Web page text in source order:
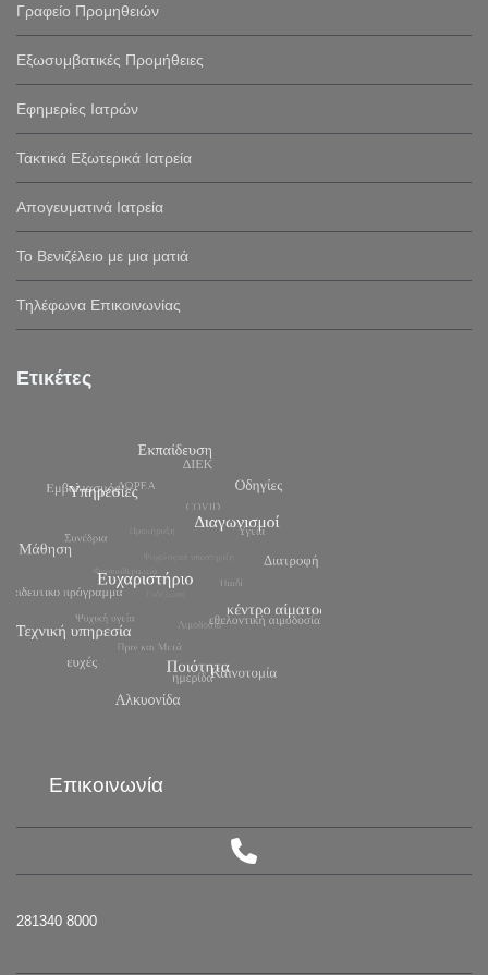
Γραφείο Προμηθειών
Εξωσυμβατικές Προμήθειες
Εφημερίες Ιατρών
Τακτικά Εξωτερικά Ιατρεία
Απογευματινά Ιατρεία
Το Βενιζέλειο με μια ματιά
Τηλέφωνα Επικοινωνίας
Ετικέτες
Επικοινωνία
281340 8000